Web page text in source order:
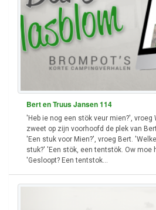
Bert en Truus Jansen 114
'Heb ie nog een stök veur mien?', vroeg
zweet op zijn voorhoofd de plek van
'Een stuk voor Mien?', vroeg Bert.
stuk?' 'Een stök, een tentstök. Ow moe
'Gesloopt? Een tentstok...